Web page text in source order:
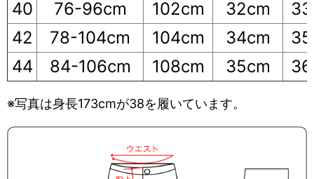
40
76-96cm 102cm 32cm
42
78-104cm 104cm 34cm
44
84-106cm 108cm 35cm
※写真は身長173cmが38を履いています。